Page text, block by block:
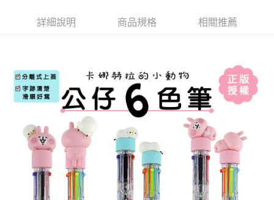
１．簡單：不需註冊會員、不需綁卡、不需儲值。
【「AFTEE先享後付」結帳流程】
１．於結帳方式選擇「AFTEE先享後付」後，將跳轉至「AFTEE先享後付」
結帳頁面，進行簡訊認證並確認金額後，即可完成結帳。
２．訂單成立數日內，您將收到繳費通知簡訊。
３．收到繳費通知簡訊後14天內，點擊此簡訊中的連結，可透過四大超商／
ATM／網路銀行／等多元方式進行付款，方視為交易完成。
※ 請注意：結帳手續完成當下不需立刻繳費，但若您需要取消訂單，請聯絡
購買商品的店家。未經商家同意取消之訂單仍視為有效，需透過AFTEE先享
後付繳納相關費用。
※ 交易是否成功請以「AFTEE先享後付 」之結帳頁面顯示為準，若有關於
是否繳費成功／繳費後需取消欲退款等相關疑問，請聯繫「AFTEE先享後付
客戶支援中心」
https://netprotections.freshdesk.com/support/home
運送方式
付款後全家取貨
每筆NT$60，滿NT$499(含以上)免運費
7-11付款取貨
每筆NT$60，滿NT$499(含以上)免運費
付款後7-11取貨
每筆NT$60，滿NT$499(含以上)免運費
詳細說明 商品規格 相關推薦